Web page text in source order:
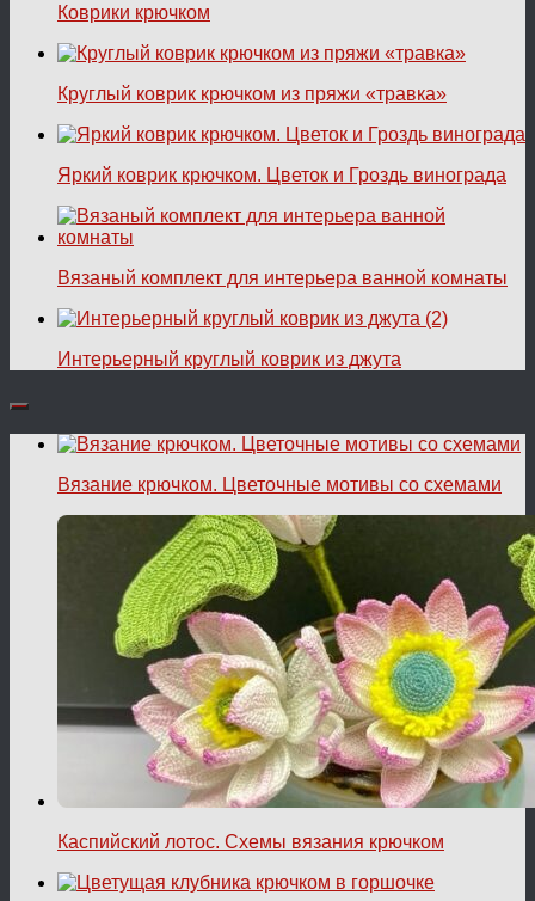
Коврики крючком
Круглый коврик крючком из пряжи «травка»
Яркий коврик крючком. Цветок и Гроздь винограда
Вязаный комплект для интерьера ванной комнаты
Интерьерный круглый коврик из джута
Вязание крючком. Цветочные мотивы со схемами
Каспийский лотос. Схемы вязания крючком